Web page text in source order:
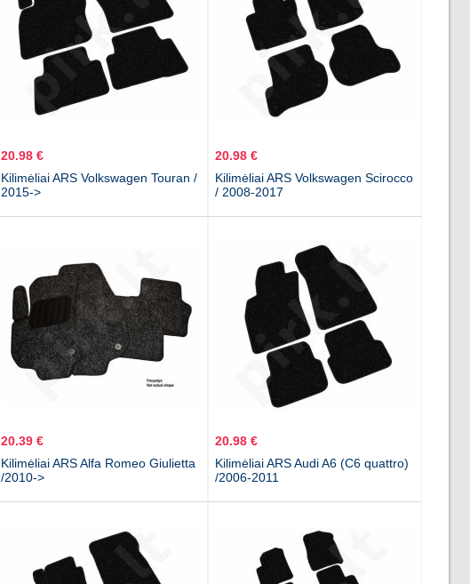
20.98 €
Kilimėliai ARS Volkswagen Touran /
2015->
20.98 €
Kilimėliai ARS Volkswagen Scirocco
/ 2008-2017
20.39 €
Kilimėliai ARS Alfa Romeo Giulietta
/2010->
20.98 €
Kilimėliai ARS Audi A6 (C6 quattro)
/2006-2011